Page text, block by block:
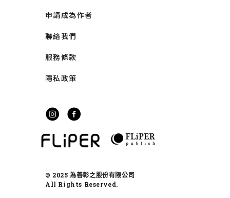
申請成為作者
聯絡我們
服務條款
隱私政策
© 2025 為善彰之股份有限公司
All Rights Reserved.